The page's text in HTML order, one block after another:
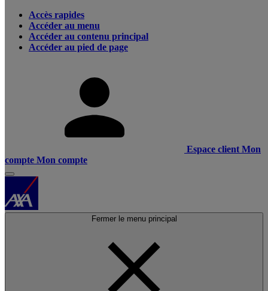
Accès rapides
Accéder au menu
Accéder au contenu principal
Accéder au pied de page
Espace client Mon
compte Mon compte
Fermer le menu principal